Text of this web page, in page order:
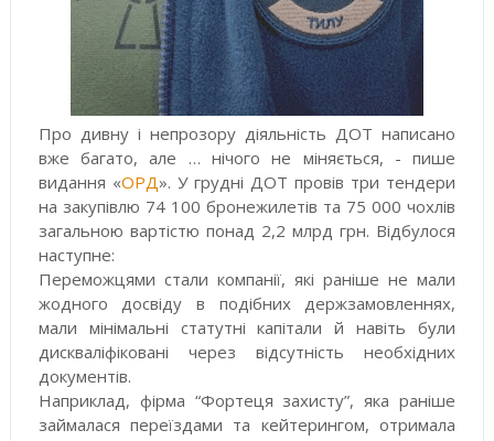
Про дивну і непрозору діяльність ДОТ написано
вже багато, але … нічого не міняється, - пише
видання «ОРД». У грудні ДОТ провів три тендери
на закупівлю 74 100 бронежилетів та 75 000 чохлів
загальною вартістю понад 2,2 млрд грн. Відбулося
наступне:
Переможцями стали компанії, які раніше не мали
жодного досвіду в подібних держзамовленнях,
мали мінімальні статутні капітали й навіть були
дискваліфіковані через відсутність необхідних
документів.
Наприклад, фірма “Фортеця захисту”, яка раніше
займалася переїздами та кейтерингом, отримала